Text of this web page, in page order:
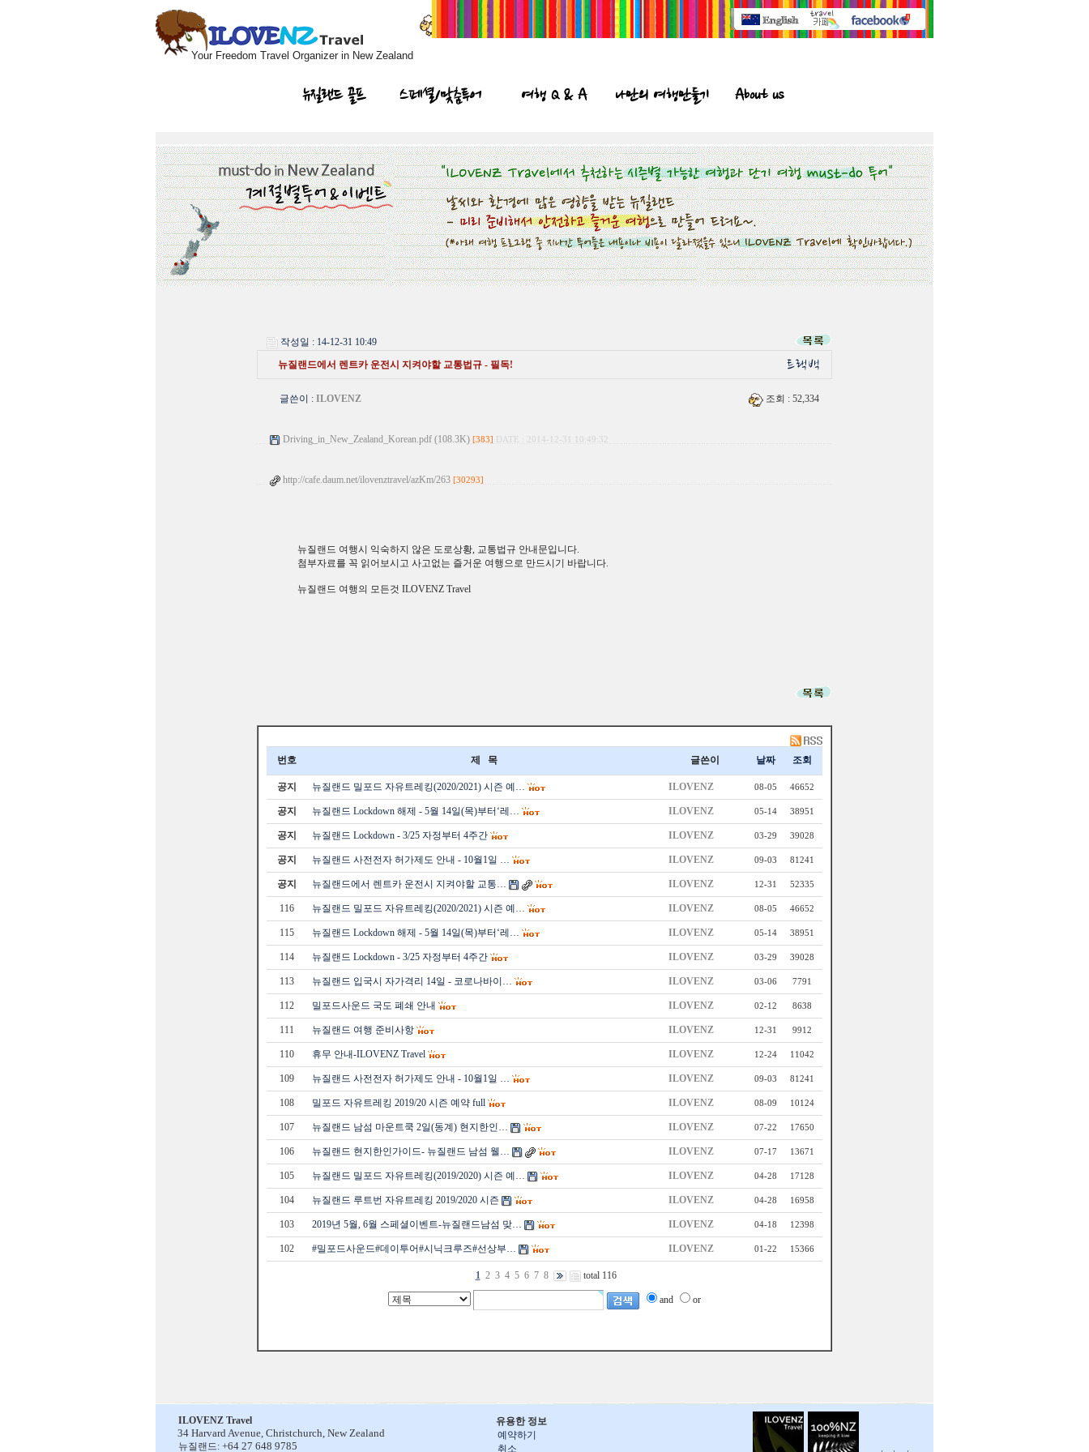
Your Freedom Travel Organizer in New Zealand
뉴질랜드 골프 스페셜/맞춤투어 여행 Q & A 나만의 여행만들기 About us
작성일 : 14-12-31 10:49
뉴질랜드에서 렌트카 운전시 지켜야할 교통법규 - 필독!
글쓴이 : ILOVENZ 조회 : 52,334
Driving_in_New_Zealand_Korean.pdf (108.3K) [383] DATE : 2014-12-31 10:49:32
http://cafe.daum.net/ilovenztravel/azKm/263 [30293]
뉴질랜드 여행시 익숙하지 않은 도로상황, 교통법규 안내문입니다.
첨부자료를 꼭 읽어보시고 사고없는 즐거운 여행으로 만드시기 바랍니다.
뉴질랜드 여행의 모든것 ILOVENZ Travel
번호 제 목 글쓴이 날짜 조회
공지 뉴질랜드 밀포드 자유트레킹(2020/2021) 시즌 예… ILOVENZ 08-05 46652
공지 뉴질랜드 Lockdown 해제 - 5월 14일(목)부터‘레… ILOVENZ 05-14 38951
공지 뉴질랜드 Lockdown - 3/25 자정부터 4주간 ILOVENZ 03-29 39028
공지 뉴질랜드 사전전자 허가제도 안내 - 10월1일 … ILOVENZ 09-03 81241
공지 뉴질랜드에서 렌트카 운전시 지켜야할 교통… ILOVENZ 12-31 52335
116 뉴질랜드 밀포드 자유트레킹(2020/2021) 시즌 예… ILOVENZ 08-05 46652
115 뉴질랜드 Lockdown 해제 - 5월 14일(목)부터‘레… ILOVENZ 05-14 38951
114 뉴질랜드 Lockdown - 3/25 자정부터 4주간 ILOVENZ 03-29 39028
113 뉴질랜드 입국시 자가격리 14일 - 코로나바이… ILOVENZ 03-06 7791
112 밀포드사운드 국도 폐쇄 안내 ILOVENZ 02-12 8638
111 뉴질랜드 여행 준비사항 ILOVENZ 12-31 9912
110 휴무 안내-ILOVENZ Travel ILOVENZ 12-24 11042
109 뉴질랜드 사전전자 허가제도 안내 - 10월1일 … ILOVENZ 09-03 81241
108 밀포드 자유트레킹 2019/20 시즌 예약 full ILOVENZ 08-09 10124
107 뉴질랜드 남섬 마운트쿡 2일(동계) 현지한인… ILOVENZ 07-22 17650
106 뉴질랜드 현지한인가이드- 뉴질랜드 남섬 웰… ILOVENZ 07-17 13671
105 뉴질랜드 밀포드 자유트레킹(2019/2020) 시즌 예… ILOVENZ 04-28 17128
104 뉴질랜드 루트번 자유트레킹 2019/2020 시즌 ILOVENZ 04-28 16958
103 2019년 5월, 6월 스페셜이벤트-뉴질랜드남섬 맞… ILOVENZ 04-18 12398
102 #밀포드사운드#데이투어#시닉크루즈#선상부… ILOVENZ 01-22 15366
1 2 3 4 5 6 7 8 total 116
and or
유용한 정보
예약하기
취소
ILOVENZ Travel
34 Harvard Avenue, Christchurch, New Zealand
뉴질랜드: +64 27 648 9785